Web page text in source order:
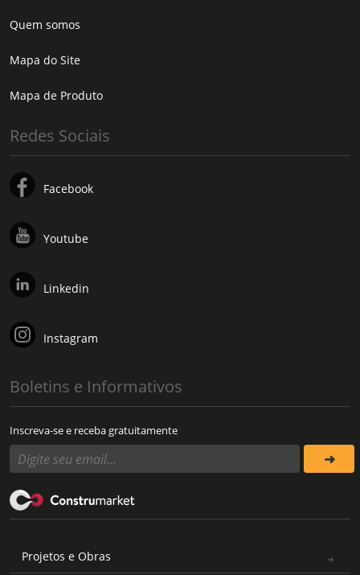
Quem somos
Mapa do Site
Mapa de Produto
Redes Sociais
Facebook
Youtube
Linkedin
Instagram
Boletins e Informativos
Inscreva-se e receba gratuitamente
Projetos e Obras